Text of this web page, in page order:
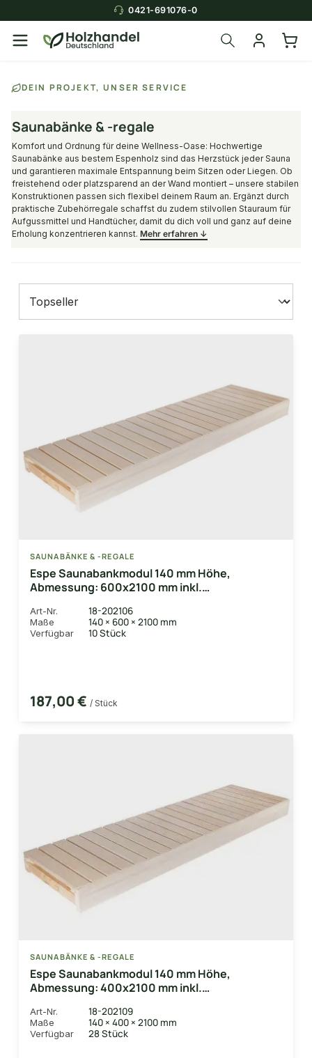
0421-691076-0
DEIN PROJEKT, UNSER SERVICE
Saunabänke & -regale
Komfort und Ordnung für deine Wellness-Oase: Hochwertige
Saunabänke aus bestem Espenholz sind das Herzstück jeder Sauna
und garantieren maximale Entspannung beim Sitzen oder Liegen. Ob
freistehend oder platzsparend an der Wand montiert – unsere stabilen
Konstruktionen passen sich flexibel deinem Raum an. Ergänzt durch
praktische Zubehörregale schaffst du zudem stilvollen Stauraum für
Aufgussmittel und Handtücher, damit du dich voll und ganz auf deine
Erholung konzentrieren kannst. Mehr erfahren ↓
SAUNABÄNKE & -REGALE
Espe Saunabankmodul 140 mm Höhe,
Abmessung: 600x2100 mm inkl.
Art-Nr. 18-202106
Maße 140 × 600 × 2100 mm
Verfügbar 10 Stück
187,00 € / Stück
SAUNABÄNKE & -REGALE
Espe Saunabankmodul 140 mm Höhe,
Abmessung: 400x2100 mm inkl.
Art-Nr. 18-202109
Maße 140 × 400 × 2100 mm
Verfügbar 28 Stück